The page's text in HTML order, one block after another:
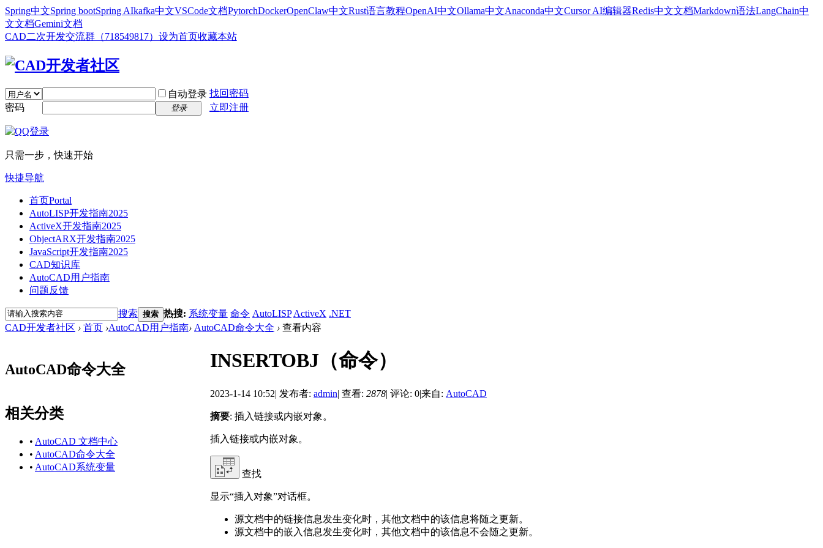
Spring中文Spring bootSpring AIkafka中文VSCode文档PytorchDockerOpenClaw中文Rust语言教程OpenAI中文Ollama中文Anaconda中文Cursor AI编辑器Redis中文文档Markdown语法LangChain中
文文档Gemini文档
CAD二次开发交流群（718549817） 设为首页收藏本站
自动登录 找回密码
密码
登录 立即注册
只需一步，快速开始
快捷导航
首页Portal
AutoLISP开发指南2025
ActiveX开发指南2025
ObjectARX开发指南2025
JavaScript开发指南2025
CAD知识库
AutoCAD用户指南
问题反馈
搜索 搜索 热搜: 系统变量 命令 AutoLISP ActiveX .NET
CAD开发者社区 › 首页 ›AutoCAD用户指南› AutoCAD命令大全 › 查看内容
AutoCAD命令大全
相关分类
• AutoCAD 文档中心
• AutoCAD命令大全
• AutoCAD系统变量
INSERTOBJ（命令）
2023-1-14 10:52| 发布者: admin| 查看: 2878| 评论: 0|来自: AutoCAD
摘要: 插入链接或内嵌对象。
插入链接或内嵌对象。
查找
显示“插入对象”对话框。
源文档中的链接信息发生变化时，其他文档中的该信息将随之更新。
源文档中的嵌入信息发生变化时，其他文档中的该信息不会随之更新。